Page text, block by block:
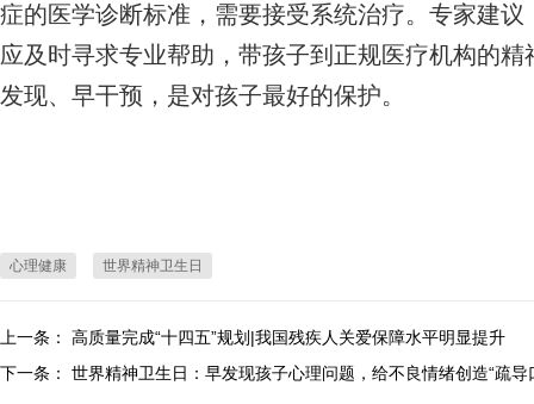
症的医学诊断标准，需要接受系统治疗。专家建
应及时寻求专业帮助，带孩子到正规医疗机构的
发现、早干预，是对孩子最好的保护。
心理健康 世界精神卫生日
上一条： 高质量完成“十四五”规划|我国残疾人关爱保障水平明显提升
下一条： 世界精神卫生日：早发现孩子心理问题，给不良情绪创造“疏导